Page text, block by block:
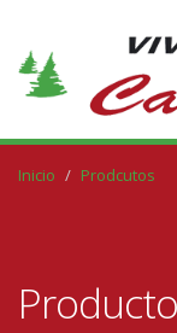
Inicio Prodcutos